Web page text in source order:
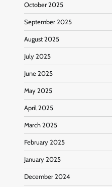
October 2025
September 2025
August 2025
July 2025
June 2025
May 2025
April 2025
March 2025
February 2025
January 2025
December 2024